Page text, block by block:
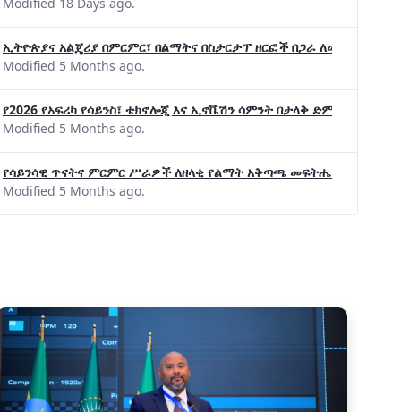
ኢትዮጵያና አልጄሪያ በምርምር፣ በልማትና በስታርታፕ ዘርፎች በጋራ ለመስራት መከሩ፡፡
Modified 5 Months ago.
የ2026 የአፍሪካ የሳይንስ፣ ቴክኖሎጂ እና ኢኖቬሽን ሳምንት በታላቅ ድምቀት
Modified 5 Months ago.
የሳይንሳዊ ጥናትና ምርምር ሥራዎች ለዘላቂ የልማት አቅጣጫ መፍትሔ ጠቋሚ
Modified 5 Months ago.